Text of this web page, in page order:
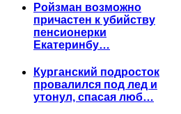
Ройзман возможно
причастен к убийству
пенсионерки
Екатеринбу…
Курганский подросток
провалился под лед и
утонул, спасая люб…